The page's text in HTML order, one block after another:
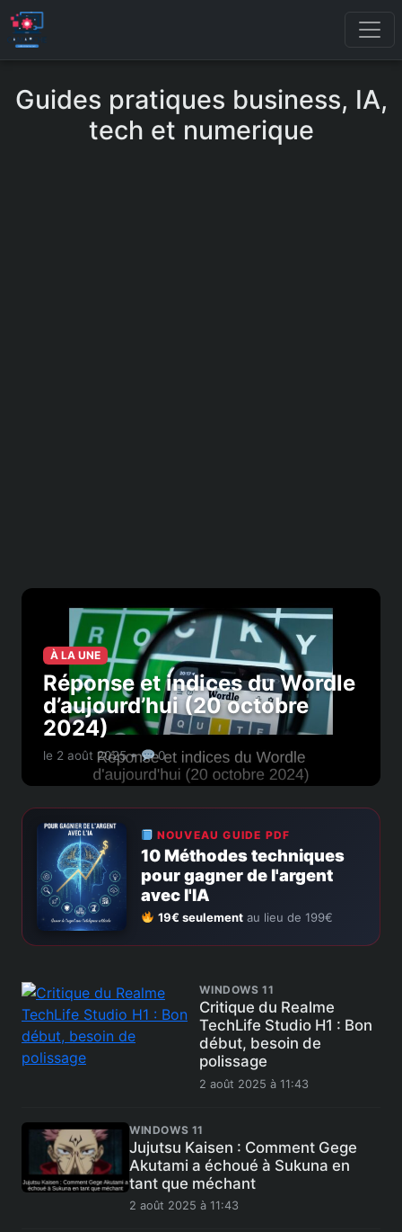
Guides pratiques business, IA,
tech et numerique
À LA UNE
Réponse et indices du Wordle
d’aujourd’hui (20 octobre
2024)
le 2 août 2025 • 0
NOUVEAU GUIDE PDF
10 Méthodes techniques
pour gagner de l'argent
avec l'IA
19€ seulementau lieu de 199€
WINDOWS 11
Critique du Realme
TechLife Studio H1 : Bon
début, besoin de
polissage
2 août 2025 à 11:43
WINDOWS 11
Jujutsu Kaisen : Comment Gege
Akutami a échoué à Sukuna en
tant que méchant
2 août 2025 à 11:43